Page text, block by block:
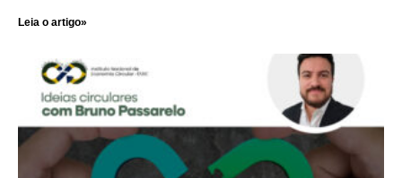
Leia o artigo»